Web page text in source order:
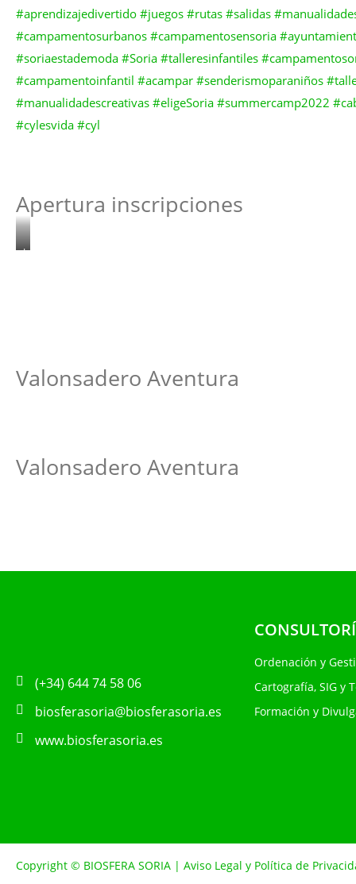
#aprendizajedivertido #juegos #rutas #salidas
#campamentosurbanos #campamentosensoria
#soriaestademoda #Soria #talleresinfantiles #campa
#campamentoinfantil #acampar #senderismoparaniños
#manualidadescreativas #eligeSoria #summercamp2022
#cylesvida #cyl
Apertura inscripciones
Ludoteca
Valonsadero Aventura
Valonsadero Aventura
(+34) 644 74 58 06
biosferasoria@biosferasoria.es
www.biosferasoria.es
Ordenación y
Cartografía, SIG y
Formación y
Copyright © BIOSFERA SORIA | Aviso Legal y Política de